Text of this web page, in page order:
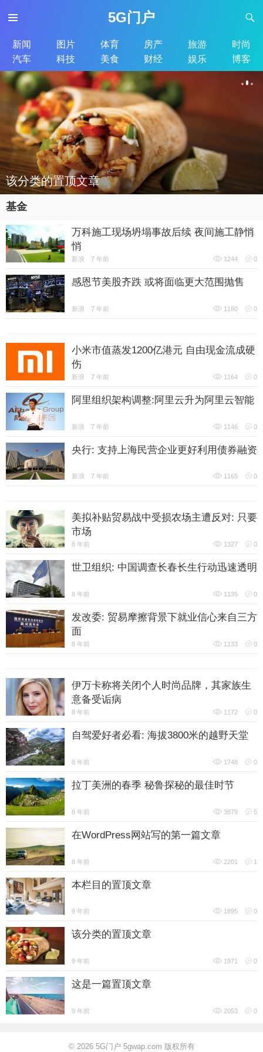
5G门户
新闻 图片 体育 房产 旅游
时尚
汽车
科技 美食 财经 娱乐 博客
该分类的置顶文章
基金
万科施工现场坍塌事故后续 夜间施工静悄
悄
新浪 7 年前 1244 0
感恩节美股齐跌 或将面临更大范围抛售
新浪 7 年前 1180 0
小米市值蒸发1200亿港元 自由现金流成硬
伤
新浪 7 年前 1164 0
阿里组织架构调整:阿里云升为阿里云智能
新浪 7 年前 1146 0
央行: 支持上海民营企业更好利用债券融资
新浪 7 年前 1165 0
美拟补贴贸易战中受损农场主遭反对: 只要
市场
8 年前 1327 0
世卫组织: 中国调查长春长生行动迅速透明
8 年前 1135 0
发改委: 贸易摩擦背景下就业信心来自三方
面
8 年前 1133 0
伊万卡称将关闭个人时尚品牌，其家族生
意备受诟病
8 年前 1172 0
自驾爱好者必看: 海拔3800米的越野天堂
8 年前 1748 0
拉丁美洲的春季 秘鲁探秘的最佳时节
8 年前 3879 5
在WordPress网站写的第一篇文章
8 年前 2201 1
本栏目的置顶文章
9 年前 1895 0
该分类的置顶文章
9 年前 1971 0
这是一篇置顶文章
9 年前 2053 0
© 2026 5G门户 5gwap.com 版权所有